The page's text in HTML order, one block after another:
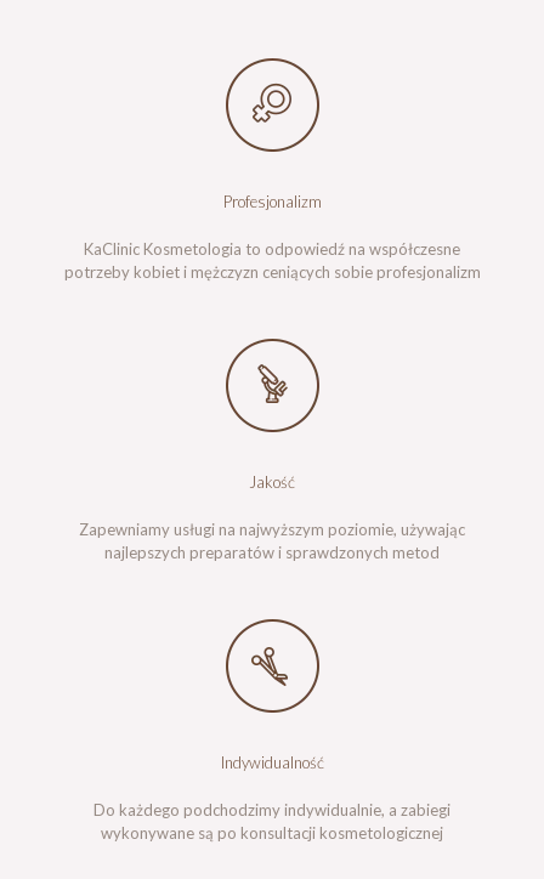
Profesjonalizm
KaClinic Kosmetologia to odpowiedź na współczesne
potrzeby kobiet i mężczyzn ceniących sobie profesjonalizm
Jakość
Zapewniamy usługi na najwyższym poziomie, używając
najlepszych preparatów i sprawdzonych metod
Indywidualność
Do każdego podchodzimy indywidualnie, a zabiegi
wykonywane są po konsultacji kosmetologicznej